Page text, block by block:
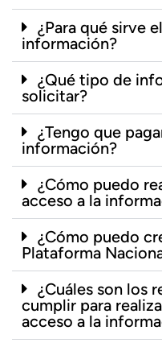
¿Para qué sirve
información?
¿Qué tipo de
solicitar?
¿Tengo que
información?
¿Cómo puedo
acceso a la
¿Cómo puedo
Plataforma
¿Cuáles son los
cumplir para
acceso a la